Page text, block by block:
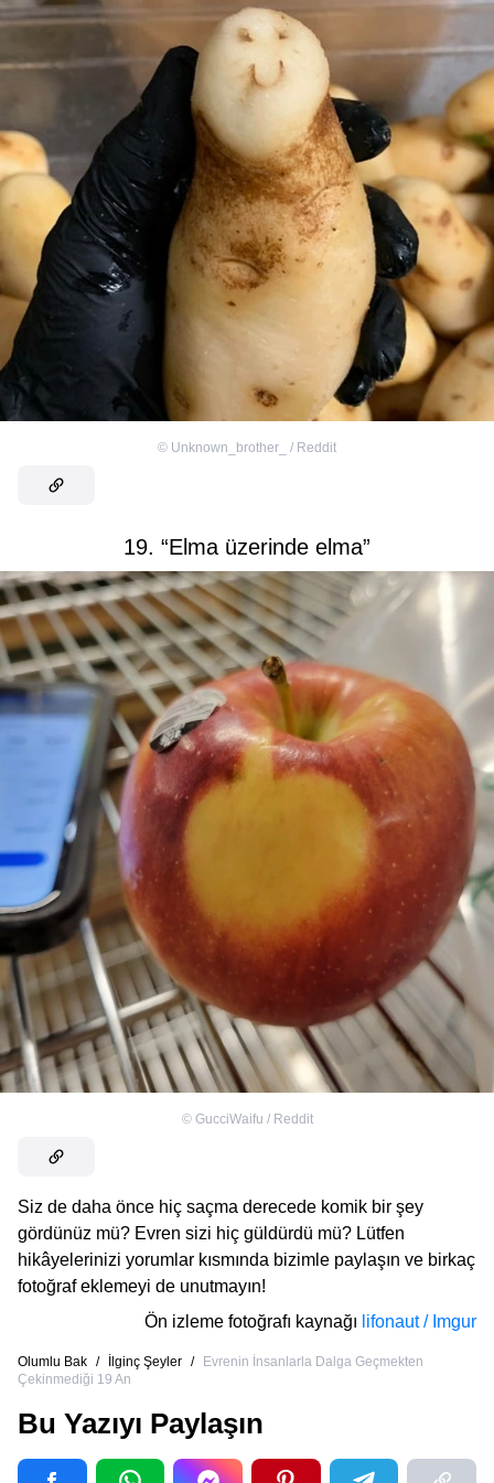
© Unknown_brother_ / Reddit
19. “Elma üzerinde elma”
© GucciWaifu / Reddit
Siz de daha önce hiç saçma derecede komik bir şey
gördünüz mü? Evren sizi hiç güldürdü mü? Lütfen
hikâyelerinizi yorumlar kısmında bizimle paylaşın ve birkaç
fotoğraf eklemeyi de unutmayın!
Ön izleme fotoğrafı kaynağı lifonaut / Imgur
Olumlu Bak / İlginç Şeyler /
Evrenin İnsanlarla Dalga Geçmekten
Çekinmediği 19 An
Bu Yazıyı Paylaşın